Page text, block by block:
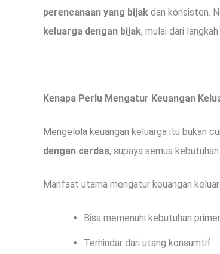
perencanaan yang bijak dan konsisten.
keluarga dengan bijak, mulai dari
Kenapa Perlu Mengatur Keuangan
Mengelola keuangan keluarga itu bukan
dengan cerdas, supaya semua
Manfaat utama mengatur keuangan
Bisa memenuhi kebutuhan
Terhindar dari utang konsumtif